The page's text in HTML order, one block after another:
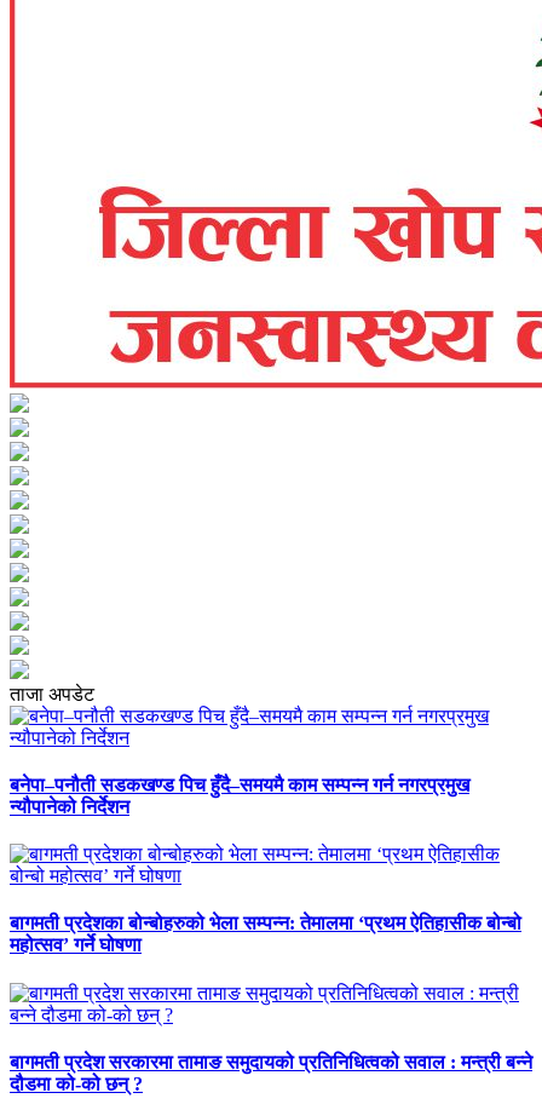
ताजा अपडेट
बनेपा–पनौती सडकखण्ड पिच हुँदै–समयमै काम सम्पन्न गर्न नगरप्रमुख
न्यौपानेको निर्देशन
बागमती प्रदेशका बोन्बोहरुको भेला सम्पन्न: तेमालमा ‘प्रथम ऐतिहासीक बोन्बो
महोत्सव’ गर्ने घोषणा
बागमती प्रदेश सरकारमा तामाङ समुदायको प्रतिनिधित्वको सवाल : मन्त्री बन्ने
दौडमा को‐को छन् ?